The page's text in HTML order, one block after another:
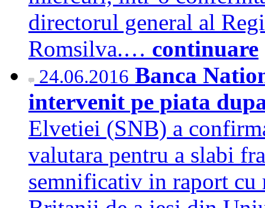
directorul general al
Romsilva.… continuare
24.06.2016 Banca
intervenit pe piata
Elvetiei (SNB) a
valutara pentru a slabi
semnificativ in raport cu